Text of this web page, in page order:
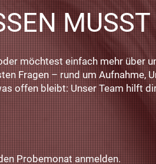
MUSST
möchtest einfach mehr über
Fragen – rund um Aufnahme,
offen bleibt: Unser Team hilft
Probemonat anmelden.